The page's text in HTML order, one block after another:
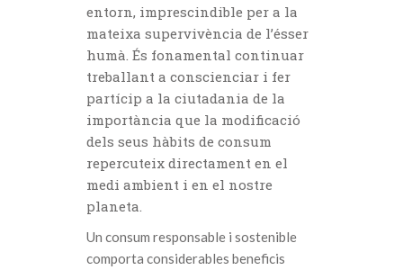
entorn, imprescindible per a la
mateixa supervivència de l’ésser
humà. És fonamental continuar
treballant a conscienciar i fer
partícip a la ciutadania de la
importància que la modificació
dels seus hàbits de consum
repercuteix directament en el
medi ambient i en el nostre
planeta.
Un consum responsable i sostenible
comporta considerables beneficis